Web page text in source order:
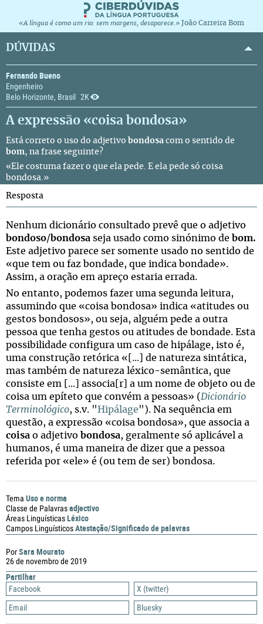
«A língua é como um rio: sem margens, desaparece.» João Carreira Bom
DÚVIDAS
Fernando Bueno
Engenheiro
Belo Horizonte, Brasil 2K
A expressão «coisa bondosa»
Está correto o uso do adjetivo bondosa com o sentido de
bom, na frase seguinte?
«Ele costuma fazer o que ela pede. E ela pede só coisa
bondosa.»
PorSara Mourato
26 de novembro de 2019
Partilhar
Facebook
X (twitter)
Email
Bluesky
Resposta
Nenhum dicionário consultado prevê que o adjetivo
bondoso/ bondosa seja usado como sinónimo de bom.
Este adjetivo parece ser somente usado no sentido de
«que tem ou faz bondade, que indica bondade».
Assim, a oração em apreço estaria errada.
No entanto, podemos fazer uma segunda leitura,
assumindo que «coisa bondosa» indica «atitudes ou
gestos bondosos», ou seja, alguém pede a outra
pessoa que tenha gestos ou atitudes de bondade. Esta
possibilidade configura um caso de hipálage, isto é,
uma construção retórica «[...] de natureza sintática,
mas também de natureza léxico-semântica, que
consiste em [...] associa[r] a um nome de objeto ou de
coisa um epíteto que convém a pessoas» ( Dicionário
Terminológico, s.v. " Hipálage"). Na sequência em
questão, a expressão «coisa bondosa», que associa a
coisa o adjetivo bondosa, geralmente só aplicável a
humanos, é uma maneira de dizer que a pessoa
referida por «ele» é (ou tem de ser) bondosa.
Tema Uso e norma
Classe de Palavrasadjectivo
Áreas LinguísticasLéxico
Campos LinguísticosAtestação/Significado de palavras